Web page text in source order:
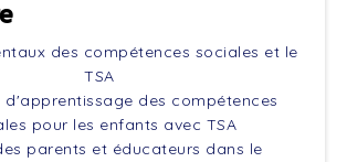
des compétences sociales et le
TSA
d'apprentissage des compétences
pour les enfants avec TSA
parents et éducateurs dans le